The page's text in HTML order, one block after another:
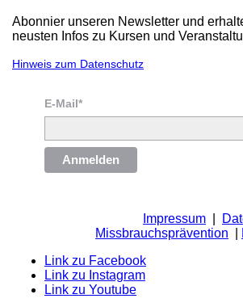
Abonnier unseren Newsletter und
neusten Infos zu Kursen und
Hinweis zum Datenschutz
E-Mail*
Anmelden
Impressum
Missbrauchsprävention
Link zu Facebook
Link zu Instagram
Link zu Youtube